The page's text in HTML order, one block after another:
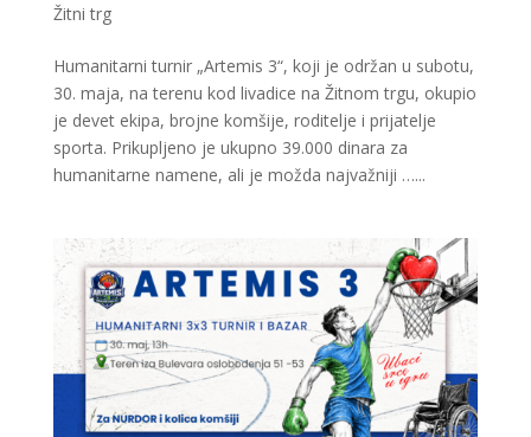
Žitni trg
Humanitarni turnir „Artemis 3“, koji je održan u subotu,
30. maja, na terenu kod livadice na Žitnom trgu, okupio
je devet ekipa, brojne komšije, roditelje i prijatelje
sporta. Prikupljeno je ukupno 39.000 dinara za
humanitarne namene, ali je možda najvažniji …...